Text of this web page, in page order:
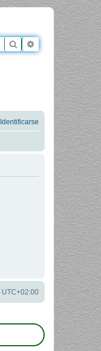
Buscar Búsqueda
Identificarse
UTC+02:00